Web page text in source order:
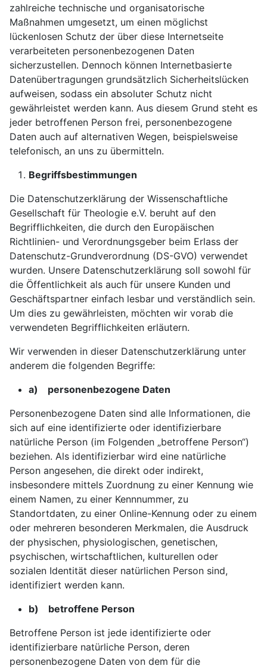
zahlreiche technische und organisatorische
Maßnahmen umgesetzt, um einen möglichst
lückenlosen Schutz der über diese Internetseite
verarbeiteten personenbezogenen Daten
sicherzustellen. Dennoch können Internetbasierte
Datenübertragungen grundsätzlich Sicherheitslücken
aufweisen, sodass ein absoluter Schutz nicht
gewährleistet werden kann. Aus diesem Grund steht es
jeder betroffenen Person frei, personenbezogene
Daten auch auf alternativen Wegen, beispielsweise
telefonisch, an uns zu übermitteln.
Begriffsbestimmungen
Die Datenschutzerklärung der Wissenschaftliche
Gesellschaft für Theologie e.V. beruht auf den
Begrifflichkeiten, die durch den Europäischen
Richtlinien- und Verordnungsgeber beim Erlass der
Datenschutz-Grundverordnung (DS-GVO) verwendet
wurden. Unsere Datenschutzerklärung soll sowohl für
die Öffentlichkeit als auch für unsere Kunden und
Geschäftspartner einfach lesbar und verständlich sein.
Um dies zu gewährleisten, möchten wir vorab die
verwendeten Begrifflichkeiten erläutern.
Wir verwenden in dieser Datenschutzerklärung unter
anderem die folgenden Begriffe:
a) personenbezogene Daten
Personenbezogene Daten sind alle Informationen, die
sich auf eine identifizierte oder identifizierbare
natürliche Person (im Folgenden „betroffene Person“)
beziehen. Als identifizierbar wird eine natürliche
Person angesehen, die direkt oder indirekt,
insbesondere mittels Zuordnung zu einer Kennung wie
einem Namen, zu einer Kennnummer, zu
Standortdaten, zu einer Online-Kennung oder zu einem
oder mehreren besonderen Merkmalen, die Ausdruck
der physischen, physiologischen, genetischen,
psychischen, wirtschaftlichen, kulturellen oder
sozialen Identität dieser natürlichen Person sind,
identifiziert werden kann.
b) betroffene Person
Betroffene Person ist jede identifizierte oder
identifizierbare natürliche Person, deren
personenbezogene Daten von dem für die